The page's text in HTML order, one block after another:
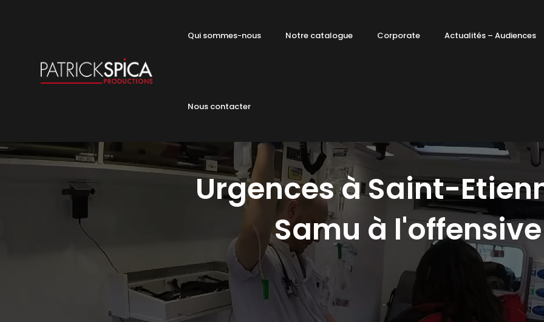
Qui sommes-nous Notre catalogue Corporate Actualités – Audiences
Nous contacter
Urgences à Saint-
Samu à l'offensive